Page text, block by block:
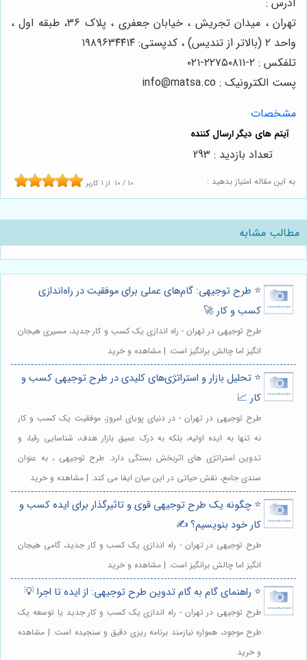
تهران ، میدان تجریش ، خیابان جعفری ، پلاک ۳۶، طبقه اول ،
واحد ۲ (بالاتر از تندیس) ، کدپستی: ۱۹۸۹۶۳۴۴۱۴
تلفکس : ۲-۲۲۷۵۰۸۱۱-۰۲۱
پست الکترونیک : info@matsa.co
مشخصات
به این مقاله امتیاز بدهید : 10 / 10 از1 کاربر
تعداد بازدید : 293
مطالب مشابه
⭐️ طرح توجیهی: گام‌های عملی برای موفقیت در راه‌اندازی
کسب و کار 🚀
طرح توجیهی در تهران - راه اندازی یک کسب و کار جدید، مسیری هیجان
انگیز اما چالش برانگیز است. | مشاهده و خرید
⭐️ تحلیل بازار و استراتژی‌های کلیدی در طرح توجیهی کسب و
کار 📈
طرح توجیهی در تهران - در دنیای پویای امروز، موفقیت یک کسب و کار
نه تنها به ایده اولیه، بلکه به درک عمیق بازار هدف، شناسایی رقبا، و
تدوین استراتژی های اثربخش بستگی دارد. طرح توجیهی ، به عنوان
سندی جامع، نقش حیاتی در این میان ایفا می کند. | مشاهده و خرید
⭐️ چگونه یک طرح توجیهی قوی و تاثیرگذار برای ایده کسب و
کار خود بنویسیم؟ ✍️
طرح توجیهی در تهران - راه اندازی یک کسب و کار جدید، گامی هیجان
انگیز اما چالش برانگیز است. | مشاهده و خرید
⭐️ راهنمای گام به گام تدوین طرح توجیهی: از ایده تا اجرا 💡
طرح توجیهی در تهران - راه اندازی یک کسب و کار جدید یا توسعه یک
طرح موجود، همواره نیازمند برنامه ریزی دقیق و سنجیده است. | مشاهده
و خرید